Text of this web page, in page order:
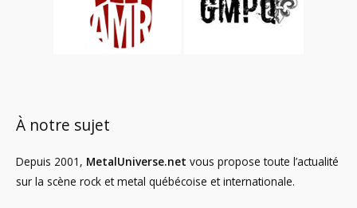
À notre sujet
Depuis 2001, MetalUniverse.net vous propose toute l’actualité
sur la scène rock et metal québécoise et internationale.